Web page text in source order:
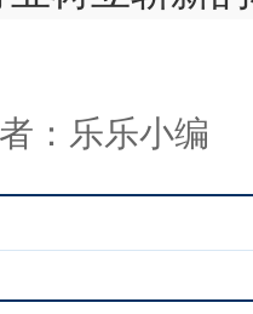
：乐乐小编